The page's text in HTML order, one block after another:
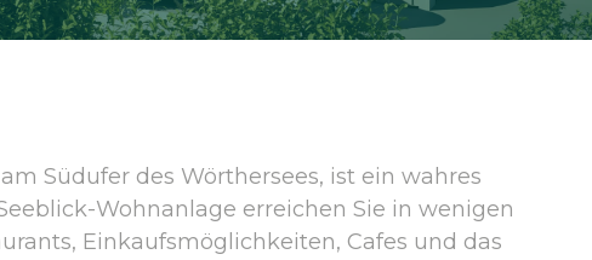
Südufer des Wörthersees, ist ein wahres
Wohnanlage erreichen Sie in wenigen
Einkaufsmöglichkeiten, Cafes und das